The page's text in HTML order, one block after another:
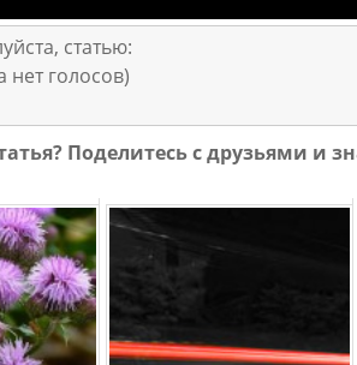
статью:
нет голосов)
Поделитесь с друзьями и